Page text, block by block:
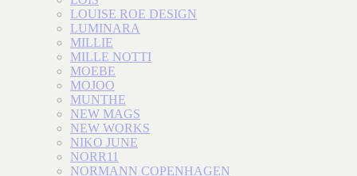
LOUISE ROE DESIGN
LUMINARA
MILLIE
MILLE NOTTI
MOEBE
MOJOO
MUNTHE
NEW MAGS
NEW WORKS
NIKO JUNE
NORR11
NORMANN COPENHAGEN